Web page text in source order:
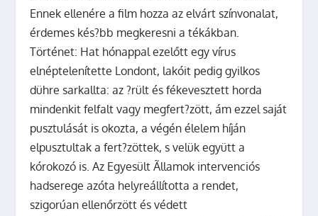
Ennek ellenére a film hozza az elvárt színvonalat,
érdemes kés?bb megkeresni a tékákban.
Történet: Hat hónappal ezelőtt egy vírus
elnéptelenítette Londont, lakóit pedig gyilkos
dühre sarkallta: az ?rült és fékevesztett horda
mindenkit felfalt vagy megfert?zött, ám ezzel saját
pusztulását is okozta, a végén élelem híján
elpusztultak a fert?zöttek, s velük együtt a
kórokozó is. Az Egyesült Ãllamok intervenciós
hadserege azóta helyreállította a rendet,
szigorúan ellenőrzött és védett